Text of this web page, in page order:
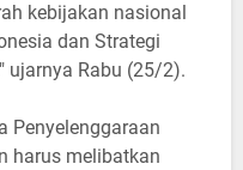
kebijakan nasional
dan Strategi
ujarnya Rabu (25/2).
Penyelenggaraan
harus melibatkan